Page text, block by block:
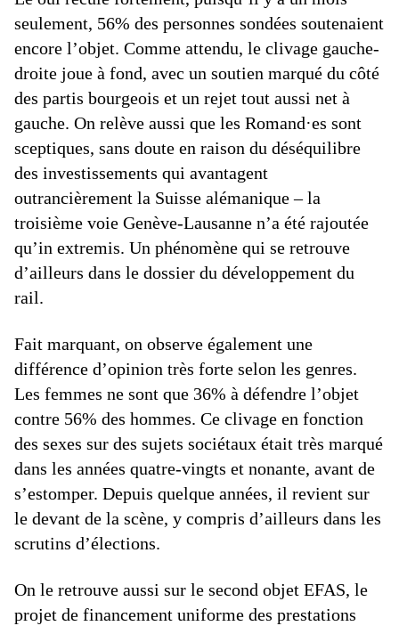
seulement, 56% des personnes sondées soutenaient
encore l’objet. Comme attendu, le clivage gauche-
droite joue à fond, avec un soutien marqué du côté
des partis bourgeois et un rejet tout aussi net à
gauche. On relève aussi que les Romand·es sont
sceptiques, sans doute en raison du déséquilibre
des investissements qui avantagent
outrancièrement la Suisse alémanique – la
troisième voie Genève-Lausanne n’a été rajoutée
qu’in extremis. Un phénomène qui se retrouve
d’ailleurs dans le dossier du développement du
rail.
Fait marquant, on observe également une
différence d’opinion très forte selon les genres.
Les femmes ne sont que 36% à défendre l’objet
contre 56% des hommes. Ce clivage en fonction
des sexes sur des sujets sociétaux était très marqué
dans les années quatre-vingts et nonante, avant de
s’estomper. Depuis quelque années, il revient sur
le devant de la scène, y compris d’ailleurs dans les
scrutins d’élections.
On le retrouve aussi sur le second objet EFAS, le
projet de financement uniforme des prestations